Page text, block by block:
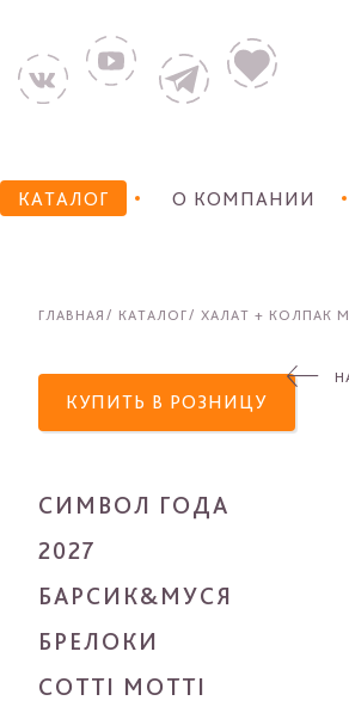
КАТАЛОГ О КОМПАНИИ
ГЛАВНАЯ КАТАЛОГ ХАЛАТ + КОЛПАК
КУПИТЬ В РОЗНИЦУ
СИМВОЛ ГОДА
2027
БАРСИК&МУСЯ
БРЕЛОКИ
COTTI MOTTI